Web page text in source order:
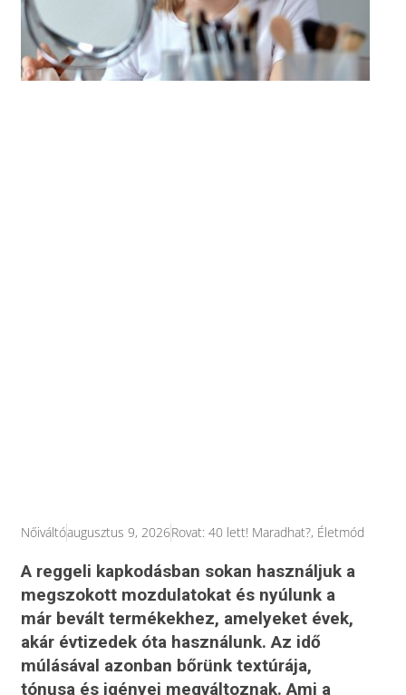
Nőiváltóaugusztus 9, 2026Rovat: 40 lett! Maradhat?, Életmód
A reggeli kapkodásban sokan használjuk a
megszokott mozdulatokat és nyúlunk a
már bevált termékekhez, amelyeket évek,
akár évtizedek óta használunk. Az idő
múlásával azonban bőrünk textúrája,
tónusa és igényei megváltoznak. Ami a